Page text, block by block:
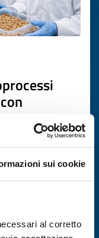
sui cookie
al corretto